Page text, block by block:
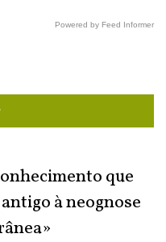
Powered by Feed Informer
que
à neognose